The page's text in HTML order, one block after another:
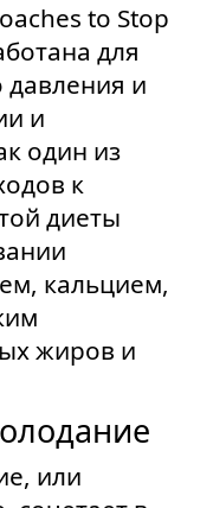
to Stop
для
давления и
и
один из
к
диеты
кальцием,
жиров и
или